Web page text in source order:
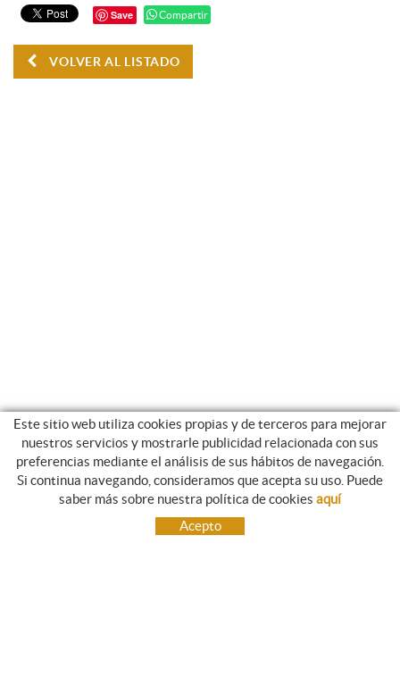
Save Compartir
VOLVER AL LISTADO
NEWSLETTER
Suscríbete, y te enviaremos información sobre nuestras novedades.
Este sitio web utiliza cookies propias y de terceros para mejorar
nuestros servicios y mostrarle publicidad relacionada con sus
preferencias mediante el análisis de sus hábitos de navegación.
Si continua navegando, consideramos que acepta su uso. Puede
saber más sobre nuestra política de cookies aquí
Acepto